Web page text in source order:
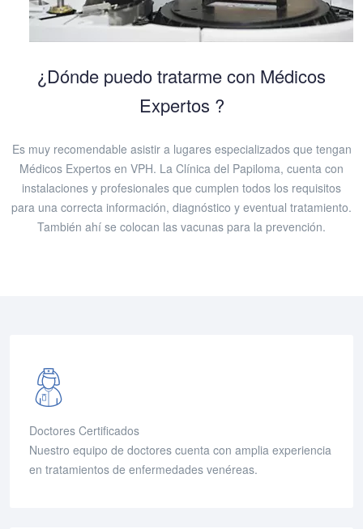
¿Dónde puedo tratarme con Médicos
Expertos ?
Es muy recomendable asistir a lugares especializados que tengan
Médicos Expertos en VPH. La Clínica del Papiloma, cuenta con
instalaciones y profesionales que cumplen todos los requisitos
para una correcta información, diagnóstico y eventual tratamiento.
También ahí se colocan las vacunas para la prevención.
Doctores Certificados
Nuestro equipo de doctores cuenta con amplia experiencia
en tratamientos de enfermedades venéreas.